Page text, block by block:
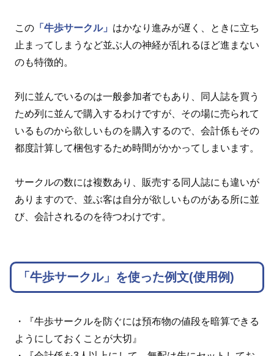
この 「牛歩サークル」 はかなり進みが遅く、ときに立ち
止まってしまうなど並ぶ人の神経が乱れるほど進まない
のも特徴的。
列に並んでいるのは一般参加者でもあり、同人誌を買う
ため列に並んで購入するわけですが、その場に売られて
いるものから欲しいものを購入するので、会計係もその
都度計算して梱包するため時間がかかってしまいます。
サークルの数には複数あり、販売する同人誌にも違いが
ありますので、並ぶ客は自分が欲しいものがある所に並
び、会計されるのを待つわけです。
「牛歩サークル」を使った例文(使用例)
・『牛歩サークルを防ぐには預布物の値段を暗算できる
ようにしておくことが大切』